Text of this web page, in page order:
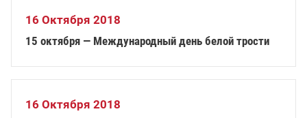
16 Октября 2018
15 октября — Международный день белой трости
16 Октября 2018